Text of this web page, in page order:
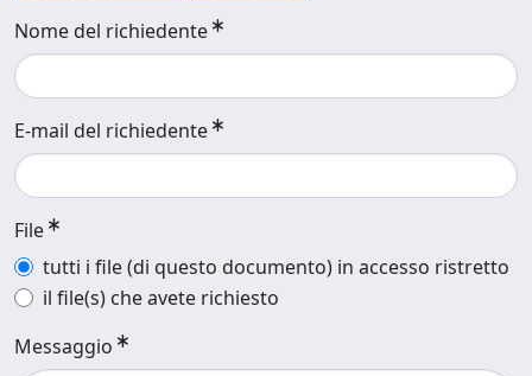
Nome del richiedente
E-mail del richiedente
File
tutti i file (di questo documento) in accesso ristretto
il file(s) che avete richiesto
Messaggio